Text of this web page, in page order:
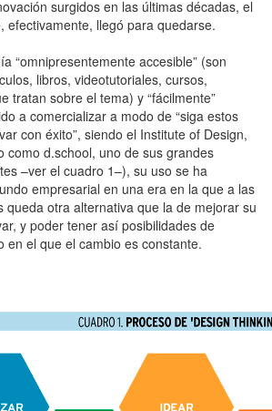
surgidos en las últimas décadas, el
efectivamente, llegó para quedarse.
“omnipresentemente accesible” (son
libros, videotutoriales, cursos,
tratan sobre el tema) y “fácilmente”
a comercializar a modo de “siga estos
con éxito”, siendo el Institute of Design,
como d.school, uno de sus grandes
–ver el cuadro 1–), su uso se ha
empresarial en una era en la que a las
queda otra alternativa que la de mejorar su
y poder tener así posibilidades de
en el que el cambio es constante.